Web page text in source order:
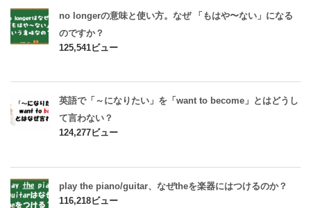
no longerの意味と使い方。なぜ 「もはや〜ない」になる
のですか？
125,541ビュー
英語で「～になりたい」を「want to become」とはどうし
て言わない？
124,277ビュー
play the piano/guitar、なぜtheを楽器にはつけるのか？
116,218ビュー